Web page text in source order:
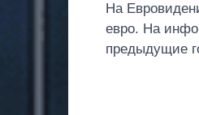
На
евро. На
предыдущие